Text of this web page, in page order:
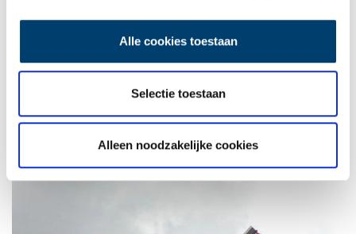
Alle cookies toestaan
Selectie toestaan
Alleen noodzakelijke cookies
fabrieksterrein staat, ingebouwd tussen de opslagsilo’s en
fabrieksgebouwen, is deze niet toegankelijk voor het publiek.
Met de bijbehorende financiering moet de oude insteekhaven
met houten hijskraan naast de molen worden teruggebracht. Zo
molen, via het water, een bijzondere ervaring voor bezoekers.